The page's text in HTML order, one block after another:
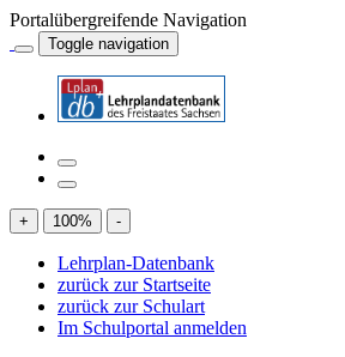
Portalübergreifende Navigation
Toggle navigation
+ 100% -
Lehrplan-Datenbank
zurück zur Startseite
zurück zur Schulart
Im Schulportal anmelden